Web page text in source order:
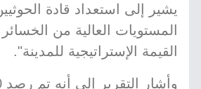
يشير إلى استعداد قادة
المستويات العالية من
القيمة الإستراتيجية للمدينة".